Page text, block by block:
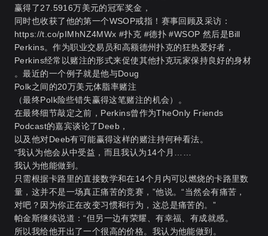
赢得了27.5916万美元的冠军奖金，
同时也收获了他的第一个WSOP戒指！赛事回顾及采访：
https://t.co/pIMhNZ4MWx #扑克 #德扑 #WSOP 然后是Bill
Perkins。作为职业交易员和高额德州扑克的狂热爱好者，
Perkins经常以赌注的形式来促使其他扑克玩家保持良好的身材
。最近的一个例子就是他与Doug
Polk之间的20万美元体脂率赌注
（最终Polk险些错失赢得这笔赌注的机会）。
在最终细节敲定之前，Perkins曾作为TheOnly Friends
Podcast的嘉宾谈论了Deeb，
以及他对Deeb有可能赢得这样的赌注持何种看法。
“我认为他会从中受益，而且我认为14个月……
我认为他能做到。
只需根据卡路里的直接数学和在14个月内可以燃烧的卡路里数
量，这并不是一场真正痛苦的竞赛，”他说。“当然会有痛苦，
对吧？因为你正在改变习惯和行为，这总是痛苦的。”
帕金斯继续说道：“但另一边有荣耀、有幸福、有成就感。
所以我给他开出了一个很高的价格。我认为他能做到。